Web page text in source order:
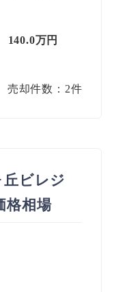
140.0万円
売却件数：2件
ビレジ
格相場